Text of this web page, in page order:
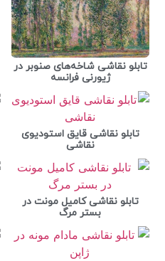
تابلو نقاشی شاخه‌های صنوبر در
ژیورنی فرانسه
تابلو نقاشی قایق استودیوی
نقاشی
تابلو نقاشی کامیل مونت در
بستر مرگ